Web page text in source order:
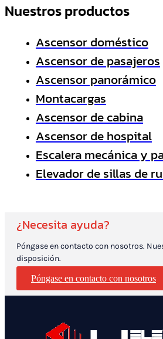
Nuestros productos
Ascensor doméstico
Ascensor de pasajeros
Ascensor panorámico
Montacargas
Ascensor de cabina
Ascensor de hospital
Escalera mecánica y
Elevador de sillas de
¿Necesita ayuda?
Póngase en contacto con nosotros.
disposición.
Póngase en contacto con nosotros